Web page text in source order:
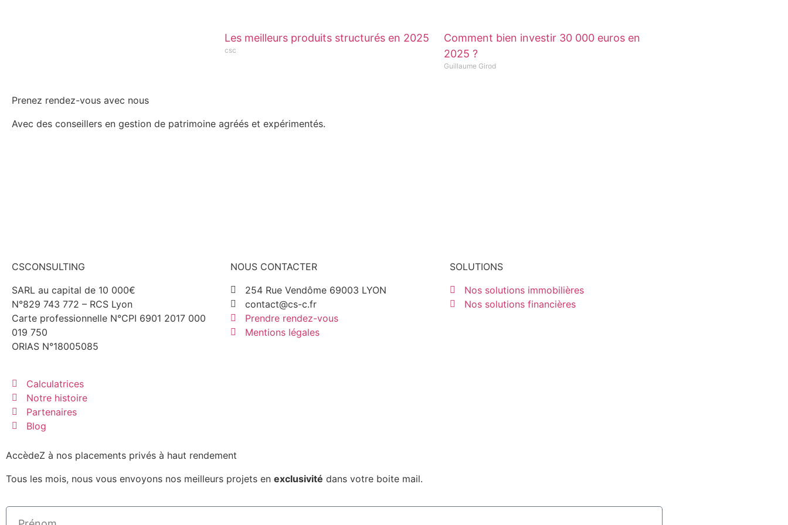
Les meilleurs produits structurés en 2025
csc
Comment bien investir 30 000 euros en
2025 ?
Guillaume Girod
Prenez rendez-vous avec nous
Avec des conseillers en gestion de patrimoine agréés et expérimentés.
CSCONSULTING
SARL au capital de 10 000€
N°829 743 772 – RCS Lyon
Carte professionnelle N°CPI 6901 2017 000
019 750
ORIAS N°18005085
Calculatrices
Notre histoire
Partenaires
Blog
NOUS CONTACTER
254 Rue Vendôme 69003 LYON
contact@cs-c.fr
Prendre rendez-vous
Mentions légales
SOLUTIONS
Nos solutions immobilières
Nos solutions financières
AccèdeZ à nos placements privés à haut rendement
Tous les mois, nous vous envoyons nos meilleurs projets en exclusivité dans votre boite mail.